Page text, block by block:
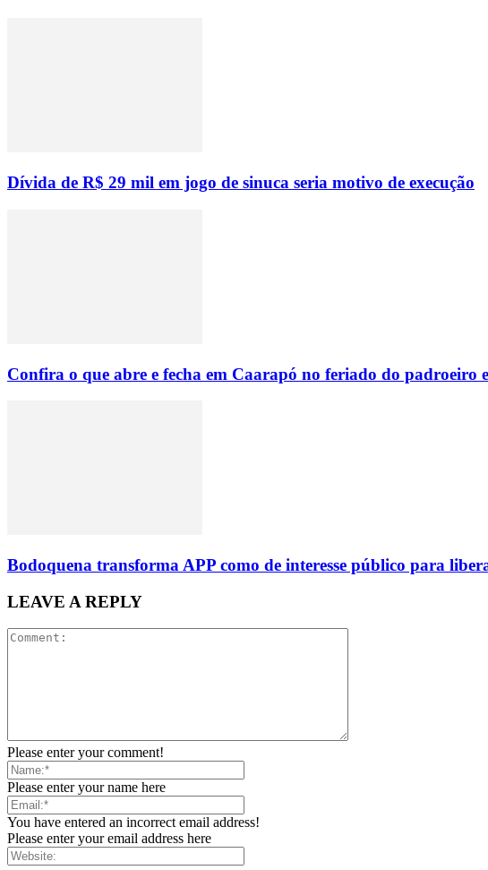
Dívida de R$ 29 mil em jogo de sinuca seria motivo de execução
Confira o que abre e fecha em Caarapó no feriado do padroeiro
Bodoquena transforma APP como de interesse público para
LEAVE A REPLY
Please enter your comment!
Please enter your name here
You have entered an incorrect email address!
Please enter your email address here